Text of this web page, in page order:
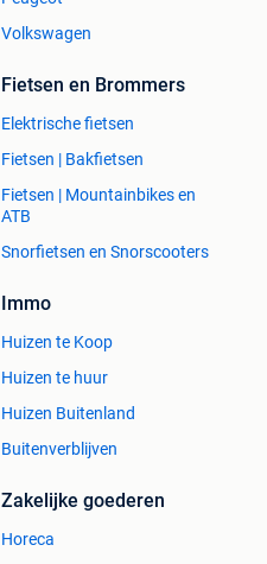
Volkswagen
Fietsen en Brommers
Elektrische fietsen
Fietsen | Bakfietsen
Fietsen | Mountainbikes en
ATB
Snorfietsen en Snorscooters
Immo
Huizen te Koop
Huizen te huur
Huizen Buitenland
Buitenverblijven
Zakelijke goederen
Horeca